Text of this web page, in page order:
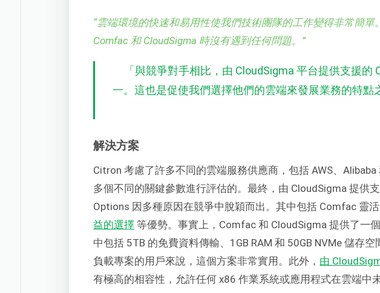
“雲端環境的快速和易用性使我們技術團隊的工作變得非常簡單
Comfac 和 CloudSigma 時沒有遇到任何問題。 ”
「與競爭對手相比，由 CloudSigma 平台提供支援的
一。這也是促使我們選擇他們的雲端來發展業務的特點
解決方案
Citron 考慮了許多不同的雲端服務供應商，包括 AWS、
多個不同的關鍵參數進行評估的。最終，由 CloudSigma 提供
Options 因多種原因在競爭中脫穎而出。其中包括 Comfac 靈
益的選擇 等優勢。事實上，Comfac 和 CloudSigma 提供了一
中包括 5TB 的免費資料傳輸、1GB RAM 和 50GB NVMe 儲存
負載專案的用戶來說，這個方案非常實用。此外， 由
有極高的相容性，允許任何 x86 作業系統或應用程式在雲端中